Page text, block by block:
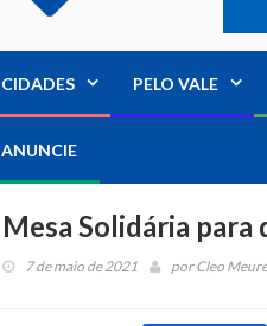
CIDADES PELO VALE
ANUNCIE
Mesa Solidária para
7 de maio de 2021 porCleo